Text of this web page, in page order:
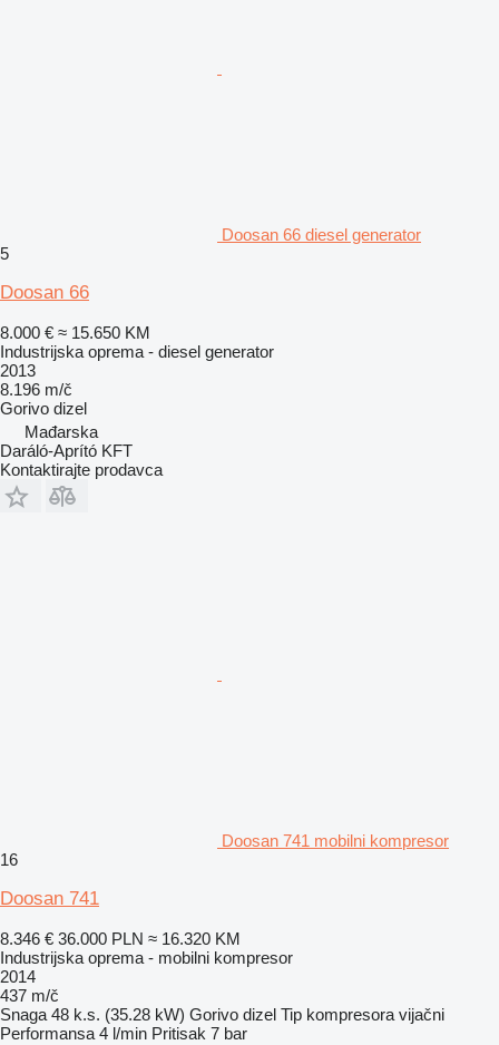
Doosan 66 diesel generator
5
Doosan 66
8.000 € ≈ 15.650 KM
Industrijska oprema - diesel generator
2013
8.196 m/č
Gorivo dizel
Mađarska
Daráló-Aprító KFT
Kontaktirajte prodavca
Doosan 741 mobilni kompresor
16
Doosan 741
8.346 € 36.000 PLN ≈ 16.320 KM
Industrijska oprema - mobilni kompresor
2014
437 m/č
Snaga 48 k.s. (35.28 kW) Gorivo dizel Tip kompresora vijačni
Performansa 4 l/min Pritisak 7 bar